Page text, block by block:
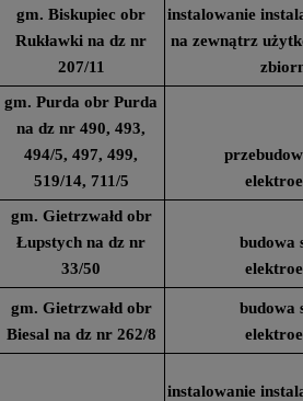
gm. Biskupiec obr
Rukławki na dz nr
207/11
instalowanie
na zewnątrz
gm. Purda obr Purda
na dz nr 490, 493,
494/5, 497, 499,
519/14, 711/5
gm. Gietrzwałd obr
Łupstych na dz nr
33/50
budowa
gm. Gietrzwałd obr
Biesal na dz nr 262/8
budowa
instalowanie